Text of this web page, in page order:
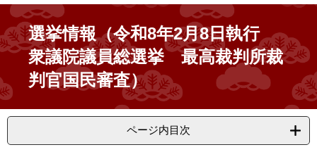
選挙情報（令和8年2月8日執行
衆議院議員総選挙 最高裁判所裁
判官国民審査）
ページ内目次